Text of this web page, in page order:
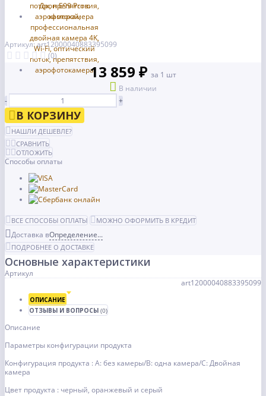
Артикул: art12000040883395099
(0)
13 859 ₽ за 1 шт
В наличии
-
+
В КОРЗИНУ
НАШЛИ ДЕШЕВЛЕ?
СРАВНИТЬ
ОТЛОЖИТЬ
Способы оплаты
ВСЕ СПОСОБЫ ОПЛАТЫ МОЖНО ОФОРМИТЬ В КРЕДИТ
Доставка вОпределение...
ПОДРОБНЕЕ О ДОСТАВКЕ
Основные характеристики
Артикул
art12000040883395099
ОПИСАНИЕ
ОТЗЫВЫ И ВОПРОСЫ (0)
Описание
Параметры конфигурации продукта
Конфигурация продукта : A: без камеры/B: одна камера/C: Двойная
камера
Цвет продукта : черный, оранжевый и серый